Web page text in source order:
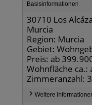
Basisinformationen
30710 Los
Murcia
Region: Murcia
Gebiet:
Preis: ab
Wohnfläche ca.:
Zimmeranzahl: 3
Weitere